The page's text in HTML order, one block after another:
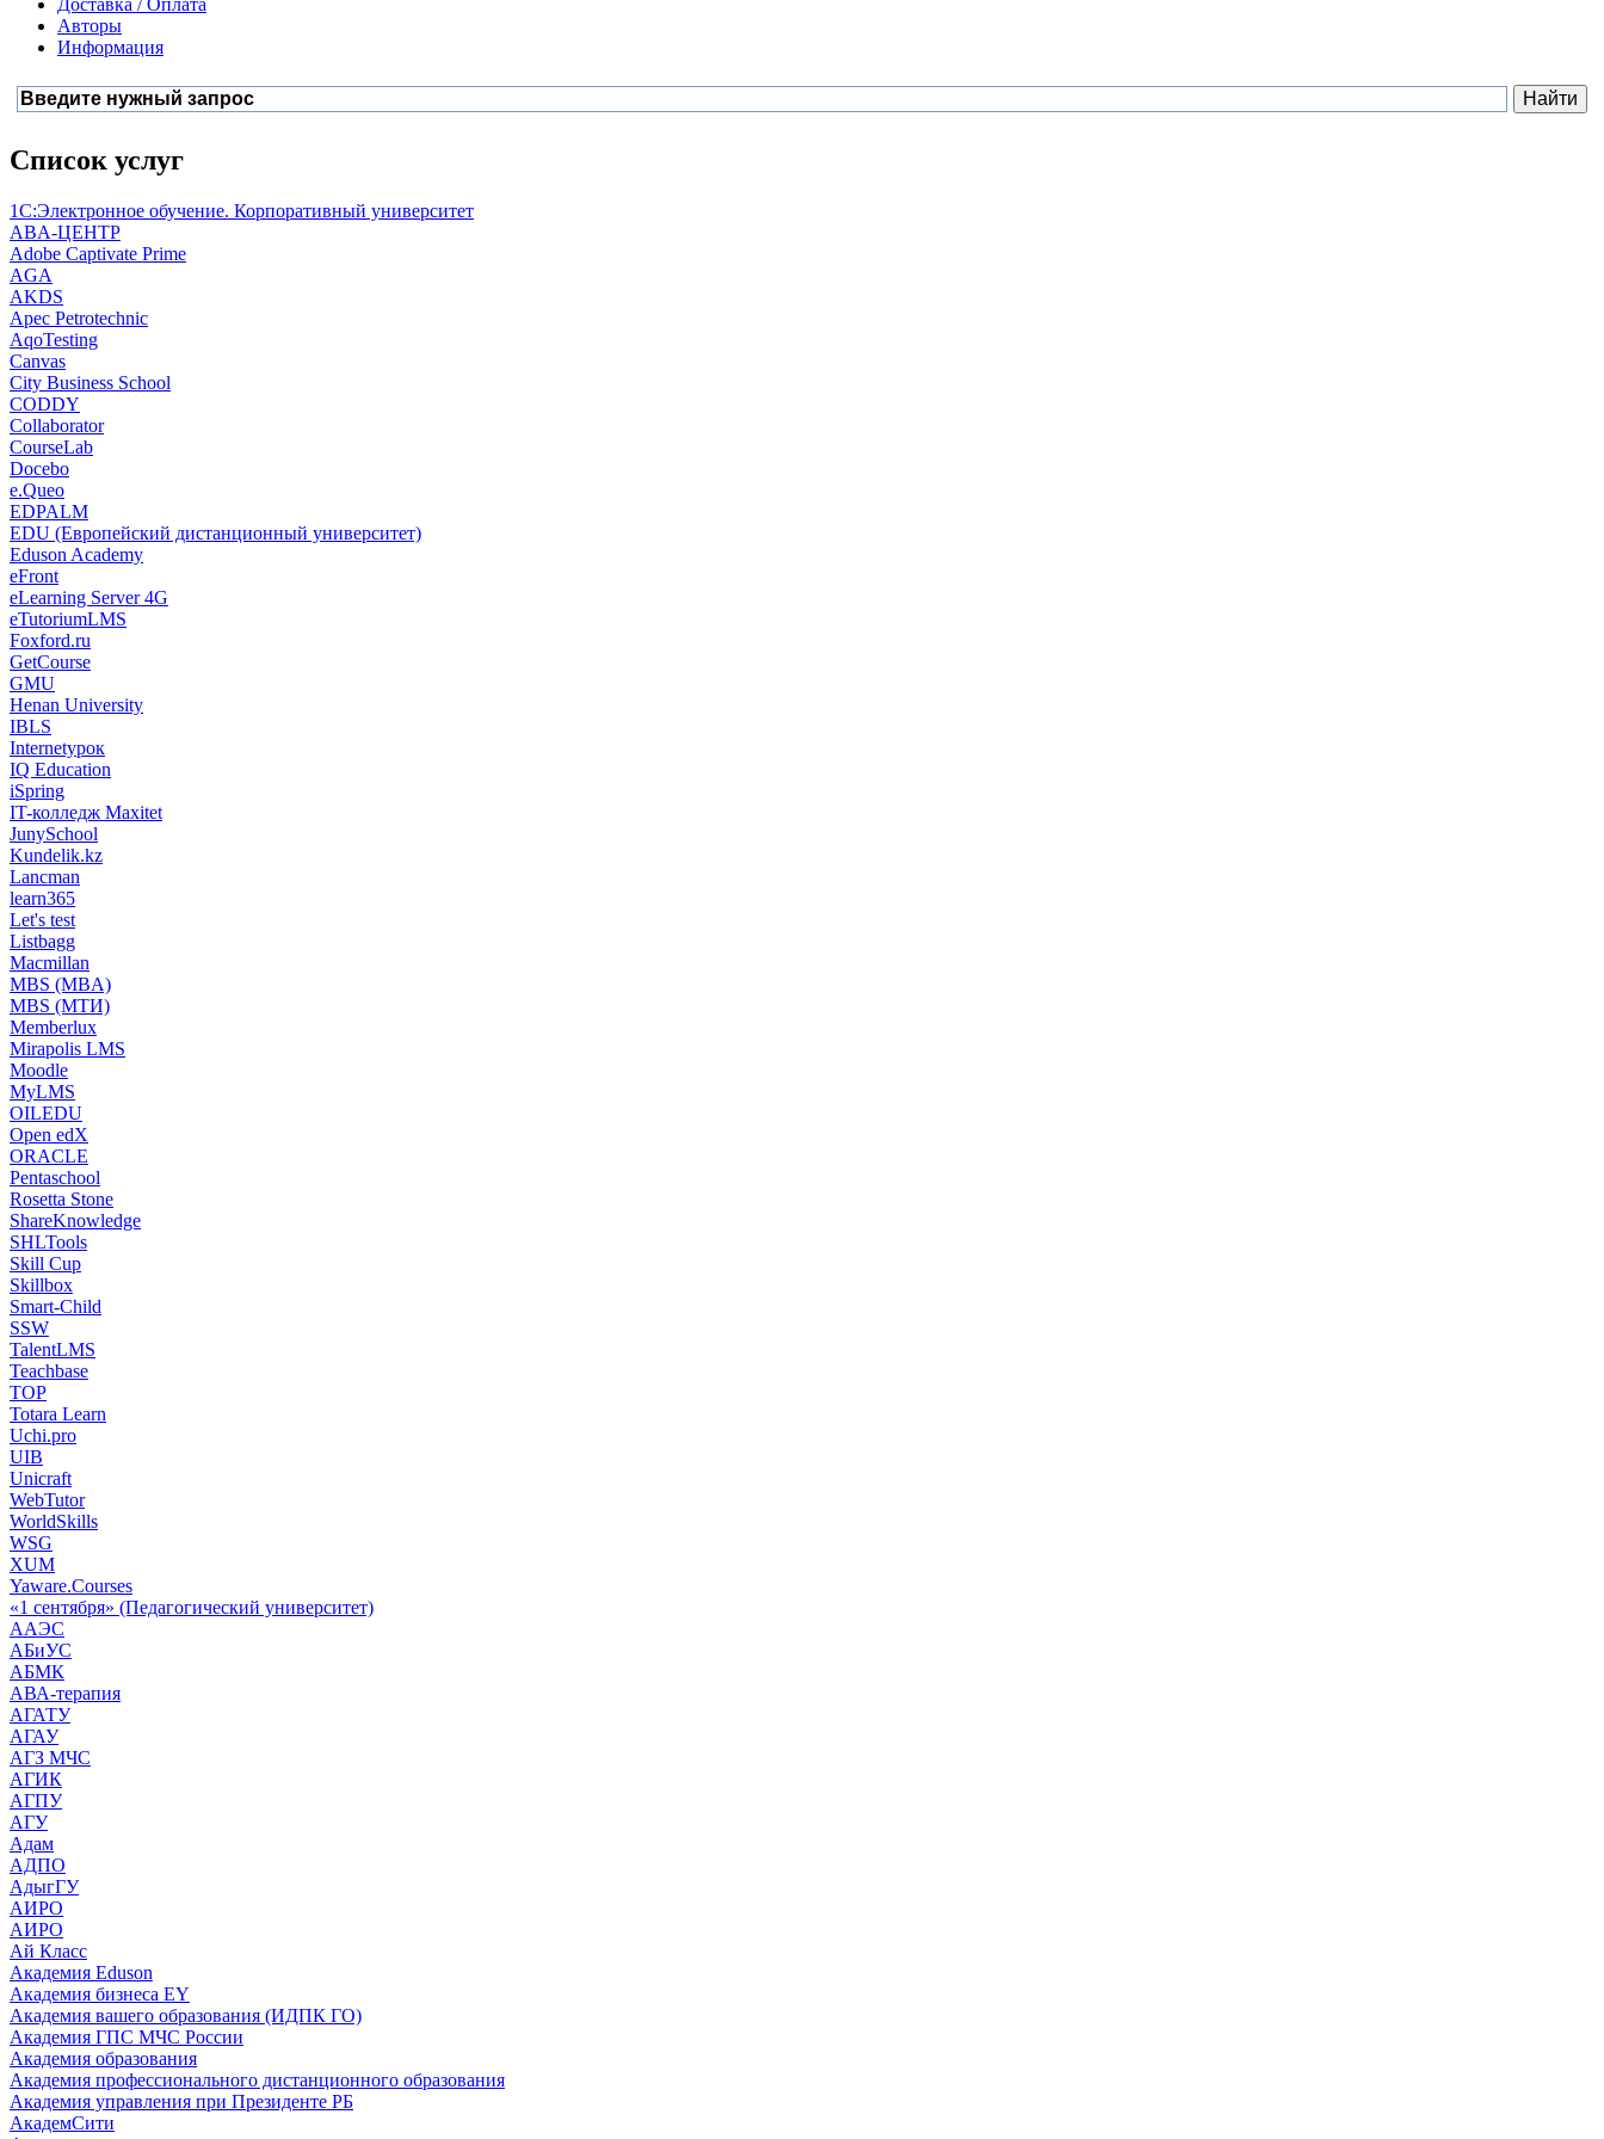
Доставка / Оплата
Авторы
Информация
Список услуг
1С:Электронное обучение. Корпоративный университет
ABA-ЦЕНТР
Adobe Captivate Prime
AGA
AKDS
Apec Petrotechnic
AqoTesting
Canvas
City Business School
CODDY
Collaborator
CourseLab
Docebo
e.Queo
EDPALM
EDU (Европейский дистанционный университет)
Eduson Academy
eFront
eLearning Server 4G
eTutoriumLMS
Foxford.ru
GetCourse
GMU
Henan University
IBLS
Internetурок
IQ Education
iSpring
IT-колледж Maxitet
JunySchool
Kundelik.kz
Lancman
learn365
Let's test
Listbagg
Macmillan
MBS (MBA)
MBS (МТИ)
Memberlux
Mirapolis LMS
Moodle
MyLMS
OILEDU
Open edX
ORACLE
Pentaschool
Rosetta Stone
ShareKnowledge
SHLTools
Skill Cup
Skillbox
Smart-Child
SSW
TalentLMS
Teachbase
TOP
Totara Learn
Uchi.pro
UIB
Unicraft
WebTutor
WorldSkills
WSG
XUM
Yaware.Courses
«1 сентября» (Педагогический университет)
ААЭС
АБиУС
АБМК
АВА-терапия
АГАТУ
АГАУ
АГЗ МЧС
АГИК
АГПУ
АГУ
Адам
АДПО
АдыгГУ
АИРО
АИРО
Ай Класс
Академия Eduson
Академия бизнеса EY
Академия вашего образования (ИДПК ГО)
Академия ГПС МЧС России
Академия образования
Академия профессионального дистанционного образования
Академия управления при Президенте РБ
АкадемСити